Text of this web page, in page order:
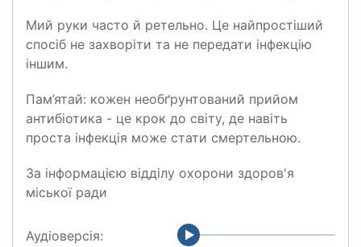
Мий руки часто й ретельно. Це найпростіший
спосіб не захворіти та не передати інфекцію
іншим.
Пам’ятай: кожен необґрунтований прийом
антибіотика - це крок до світу, де навіть
проста інфекція може стати смертельною.
За інформацією відділу охорони здоров'я
міської ради
Аудіоверсія: